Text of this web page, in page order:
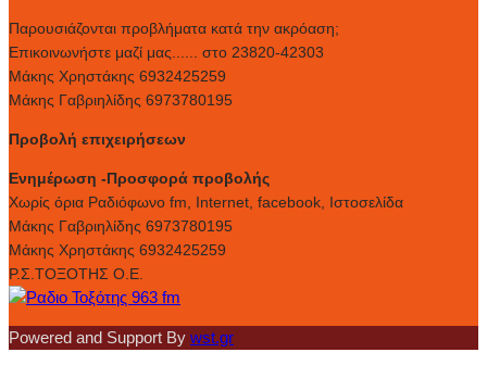
Παρουσιάζονται προβλήματα κατά την ακρόαση;
Επικοινωνήστε μαζί μας...... στο 23820-42303
Μάκης Χρηστάκης 6932425259
Μάκης Γαβριηλίδης 6973780195
Προβολή επιχειρήσεων
Ενημέρωση -Προσφορά προβολής
Xωρίς όρια Ραδιόφωνο fm, Internet, facebook, Ιστοσελίδα
Μάκης Γαβριηλίδης 6973780195
Μάκης Χρηστάκης 6932425259
Ρ.Σ.ΤΟΞΟΤΗΣ Ο.Ε.
Powered and Support By wst.gr